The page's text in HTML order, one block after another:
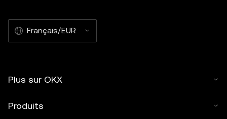
Français/EUR
Plus sur OKX
Produits